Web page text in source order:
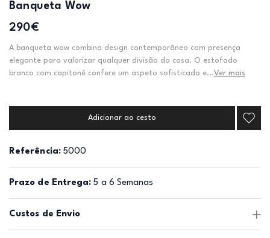
Banqueta Wow
290€
A banqueta wow combina design contemporâneo com presença
elegante para valorizar qualquer divisão da casa. O estofado
branco com capitonê confere um aspeto sofisticado e...Ver mais
Adicionar ao cesto
Referência: 5000
Prazo de Entrega: 5 a 6 Semanas
Custos de Envio